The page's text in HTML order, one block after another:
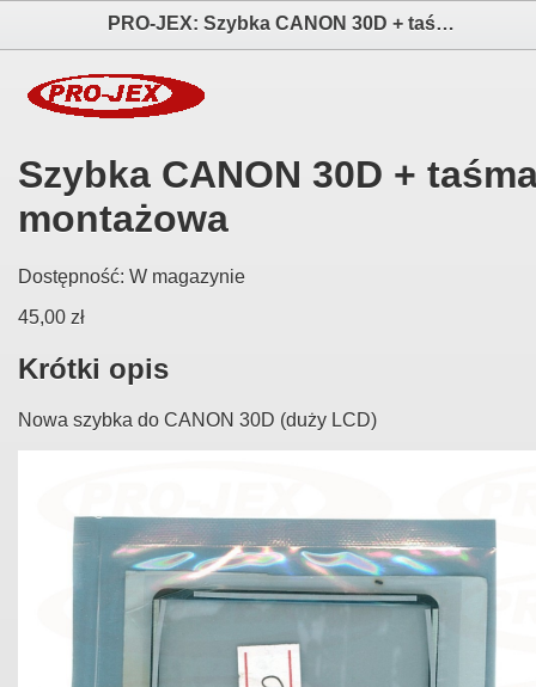
PRO-JEX: Szybka CANON 30D + taśma montażowa elektronika i akcesoria aparatów fotograficznych
Szybka CANON 30D +
montażowa
Dostępność: W magazynie
45,00 zł
Krótki opis
Nowa szybka do CANON 30D (duży LCD)